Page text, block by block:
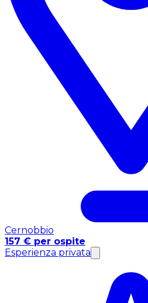
Cernobbio
157 € per ospite
Esperienza privata